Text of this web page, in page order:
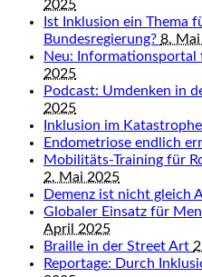
2025
Ist Inklusion ein Thema
Bundesregierung? 8.
Neu: Informationsportal
2025
Podcast: Umdenken in
2025
Inklusion im
Endometriose endlich
Mobilitäts-Training für
2. Mai 2025
Demenz ist nicht gleich
Globaler Einsatz für
April 2025
Braille in der Street Art
Reportage: Durch